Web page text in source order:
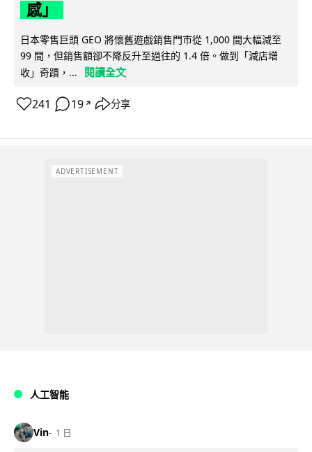
感」
日本零售巨頭 GEO 將懷舊遊戲銷售門市從 1,000 間大幅減至
99 間，但銷售額卻不降反升至過往的 1.4 倍。做到「減店增
收」奇蹟，...
閱讀全文
241 19 ↗ 分享
ADVERTISEMENT
人工智能
Vin 1 日